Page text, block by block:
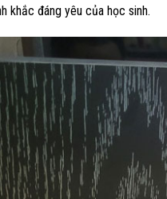
khắc đáng yêu của học sinh.